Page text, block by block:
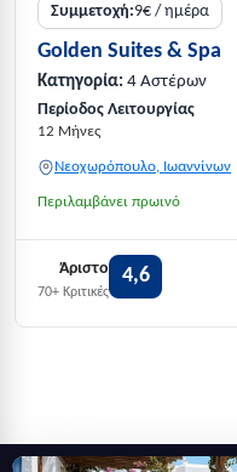
Συμμετοχή:9€ / ημέρα
Golden Suites & Spa
Κατηγορία: 4 Αστέρων
Περίοδος Λειτουργίας
12 Μήνες
Νεοχωρόπουλο, Ιωαννίνων
Περιλαμβάνει πρωινό
Άριστο
70+ Κριτικές
4,6